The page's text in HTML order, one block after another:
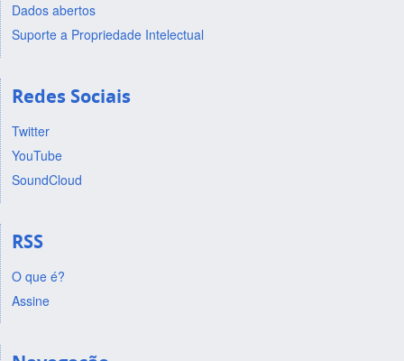
Dados abertos
Suporte a Propriedade Intelectual
Redes Sociais
Twitter
YouTube
SoundCloud
RSS
O que é?
Assine